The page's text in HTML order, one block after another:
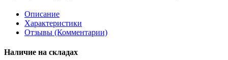
Описание
Характеристики
Отзывы (Комментарии)
Наличие на складах